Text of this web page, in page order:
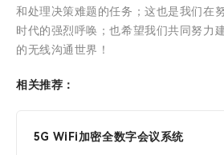
和处理决策难题的任务；这也是我们在
时代的强烈呼唤；也希望我们共同努力
的无线沟通世界！
相关推荐：
5G WiFi加密全数字会议系统